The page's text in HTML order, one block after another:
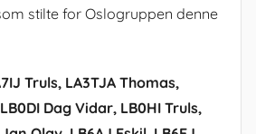
stilte for Oslogruppen denne
Truls, LA3TJA Thomas,
Dag Vidar, LB0HI Truls,